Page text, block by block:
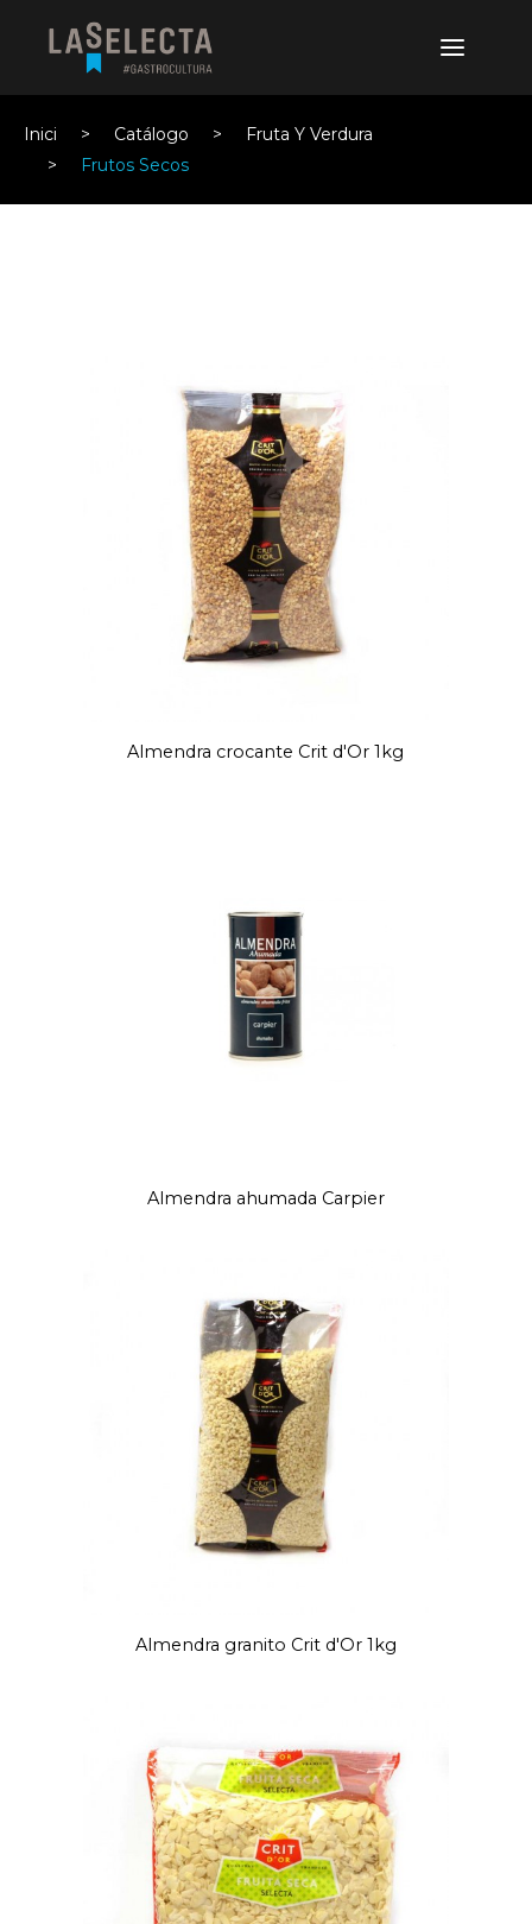
Inici Catálogo
Fruta Y Verdura
Frutos Secos
Almendra crocante Crit d'Or 1kg
Almendra ahumada Carpier
Almendra granito Crit d'Or 1kg